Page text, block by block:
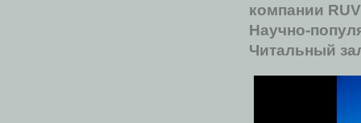
компании
Научно-
Читальный